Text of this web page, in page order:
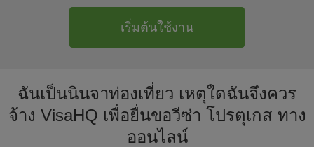
เริ่มต้นใช้งาน
ฉันเป็นนินจาท่องเที่ยว เหตุใดฉันจึงควร
จ้าง VisaHQ เพื่อยื่นขอวีซ่า โปรตุเกส ทาง
ออนไลน์